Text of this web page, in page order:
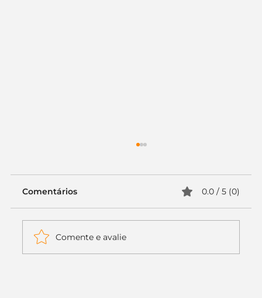
Comentários 0.0 / 5 (0)
Comente e avalie